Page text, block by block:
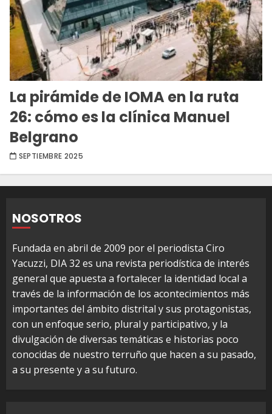
La pirámide de IOMA en la ruta
26: cómo es la clínica Manuel
Belgrano
SEPTIEMBRE 2025
NOSOTROS
Fundada en abril de 2009 por el periodista Ciro
Yacuzzi, DIA 32 es una revista periodística de interés
general que apuesta a fortalecer la identidad local a
través de la información de los acontecimientos más
importantes del ámbito distrital y sus protagonistas,
con un enfoque serio, plural y participativo, y la
divulgación de diversas temáticas e historias poco
conocidas de nuestro terruño que hacen a su pasado,
a su presente y a su futuro.